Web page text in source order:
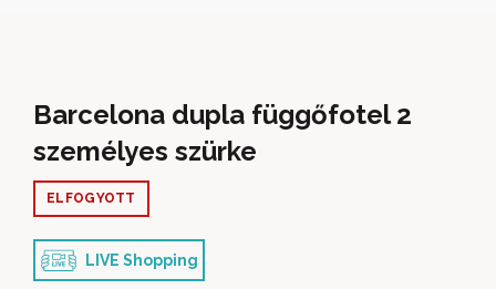
Barcelona dupla függőfotel 2
személyes szürke
ELFOGYOTT
LIVE Shopping